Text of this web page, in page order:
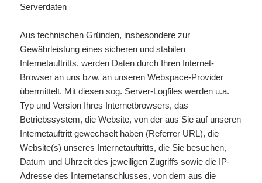
Serverdaten
Aus technischen Gründen, insbesondere zur
Gewährleistung eines sicheren und stabilen
Internetauftritts, werden Daten durch Ihren Internet-
Browser an uns bzw. an unseren Webspace-Provider
übermittelt. Mit diesen sog. Server-Logfiles werden u.a.
Typ und Version Ihres Internetbrowsers, das
Betriebssystem, die Website, von der aus Sie auf unseren
Internetauftritt gewechselt haben (Referrer URL), die
Website(s) unseres Internetauftritts, die Sie besuchen,
Datum und Uhrzeit des jeweiligen Zugriffs sowie die IP-
Adresse des Internetanschlusses, von dem aus die